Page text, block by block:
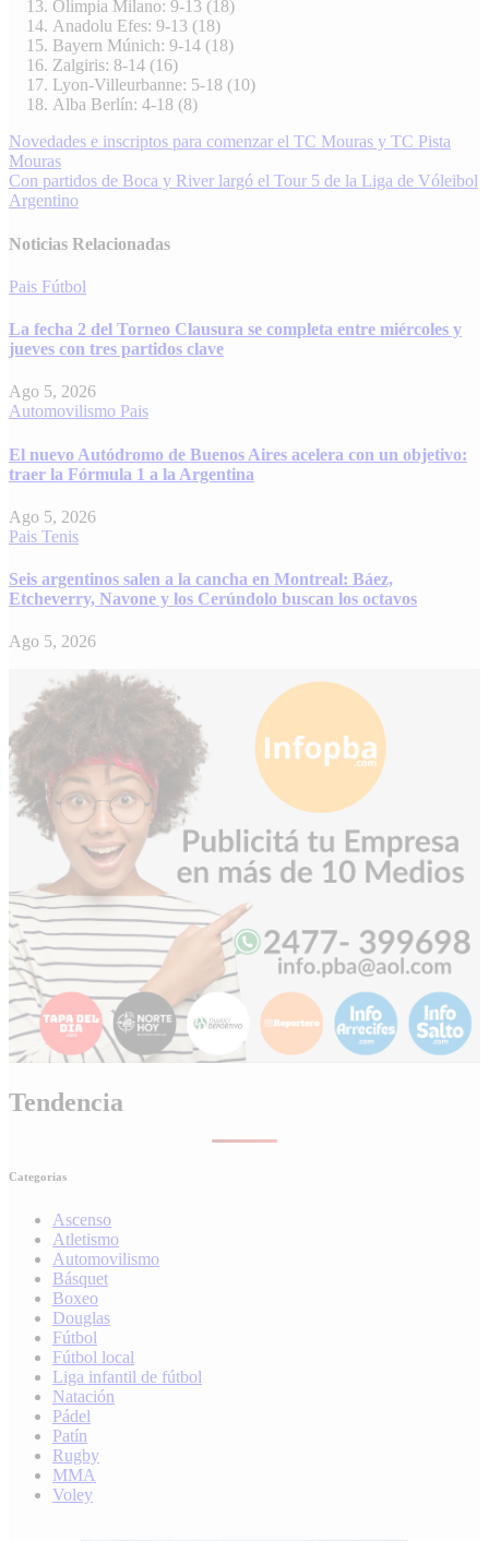
Olimpia Milano: 9-13 (18)
Anadolu Efes: 9-13 (18)
Bayern Múnich: 9-14 (18)
Zalgiris: 8-14 (16)
Lyon-Villeurbanne: 5-18 (10)
Alba Berlín: 4-18 (8)
Navegación
de
entradas
Novedades e inscriptos para comenzar el TC Mouras y TC Pista
Mouras
Con partidos de Boca y River largó el Tour 5 de la Liga de Vóleibol
Argentino
Noticias Relacionadas
Pais Fútbol
La fecha 2 del Torneo Clausura se completa entre miércoles y
jueves con tres partidos clave
Ago 5, 2026
Automovilismo Pais
El nuevo Autódromo de Buenos Aires acelera con un objetivo:
traer la Fórmula 1 a la Argentina
Ago 5, 2026
Pais Tenis
Seis argentinos salen a la cancha en Montreal: Báez,
Etcheverry, Navone y los Cerúndolo buscan los octavos
Ago 5, 2026
Tendencia
Categorias
Ascenso
Atletismo
Automovilismo
Básquet
Boxeo
Douglas
Fútbol
Fútbol local
Liga infantil de fútbol
Natación
Pádel
Patín
Rugby
MMA
Voley